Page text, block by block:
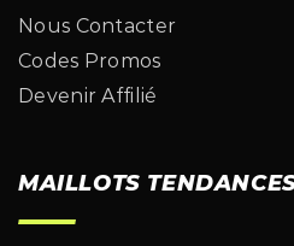
Nous Contacter
Codes Promos
Devenir Affilié
MAILLOTS